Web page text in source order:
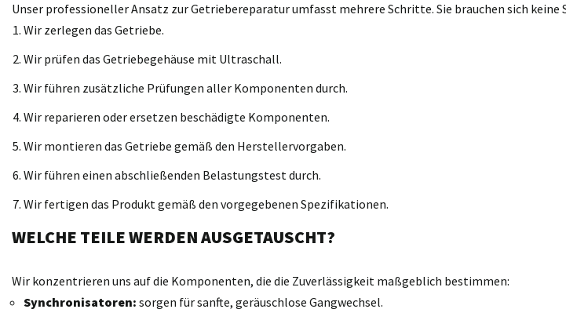
Unser professioneller Ansatz zur Getriebereparatur umfasst mehrere Schritte. Sie brauchen sich
Wir zerlegen das Getriebe.
Wir prüfen das Getriebegehäuse mit Ultraschall.
Wir führen zusätzliche Prüfungen aller Komponenten durch.
Wir reparieren oder ersetzen beschädigte Komponenten.
Wir montieren das Getriebe gemäß den Herstellervorgaben.
Wir führen einen abschließenden Belastungstest durch.
Wir fertigen das Produkt gemäß den vorgegebenen Spezifikationen.
WELCHE TEILE WERDEN AUSGETAUSCHT?
Wir konzentrieren uns auf die Komponenten, die die Zuverlässigkeit maßgeblich bestimmen:
Synchronisatoren: sorgen für sanfte, geräuschlose Gangwechsel.